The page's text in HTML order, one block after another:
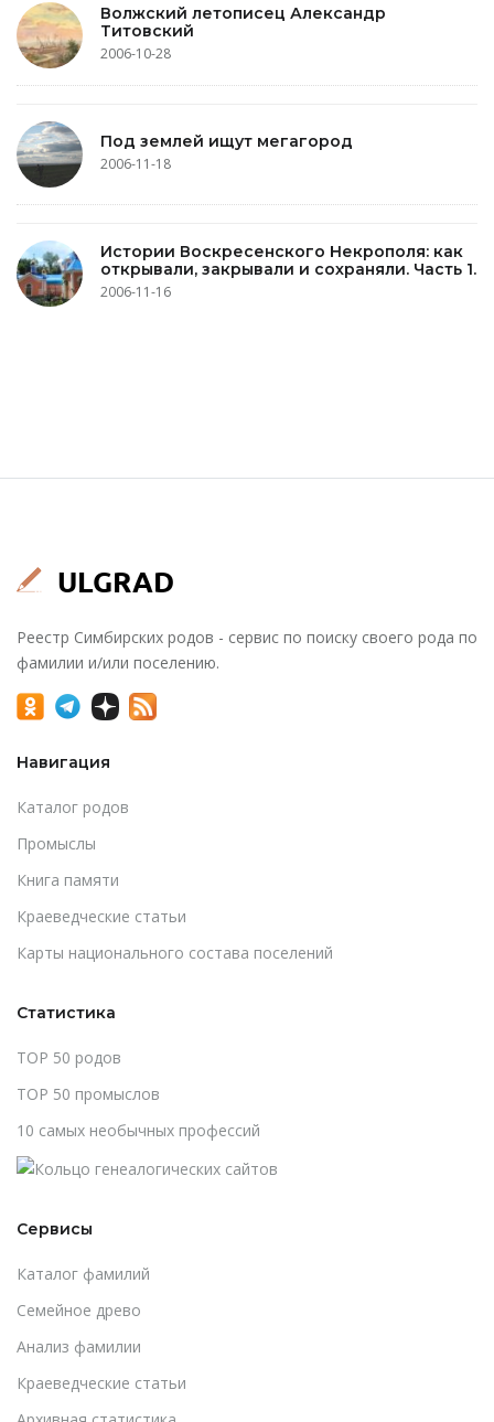
Волжский летописец Александр
Титовский
2006-10-28
Под землей ищут мегагород
2006-11-18
Истории Воскресенского Некрополя: как
открывали, закрывали и сохраняли. Часть 1.
2006-11-16
Реестр Симбирских родов - сервис по поиску своего рода по
фамилии и/или поселению.
Навигация
Каталог родов
Промыслы
Книга памяти
Краеведческие статьи
Карты национального состава поселений
Статистика
TOP 50 родов
TOP 50 промыслов
10 самых необычных профессий
Сервисы
Каталог фамилий
Cемейное древо
Анализ фамилии
Краеведческие статьи